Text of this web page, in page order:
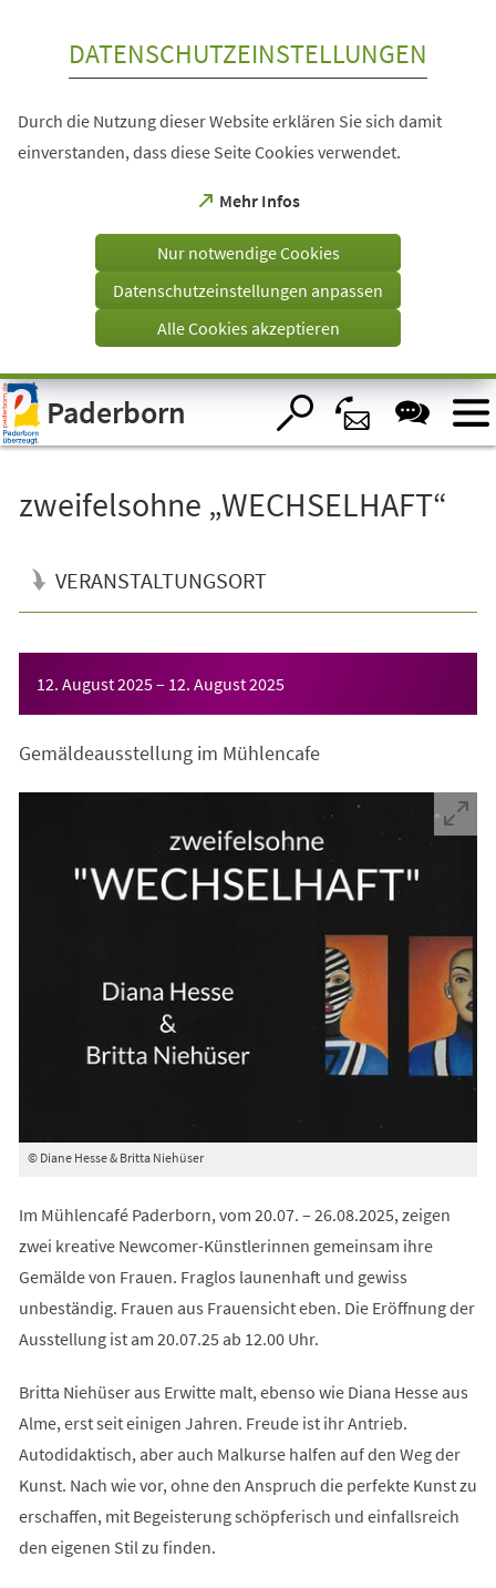
Visuelle
Assistenzsoftware
öffnen.
DATENSCHUTZEINSTELLUNGEN
Durch die Nutzung dieser Website erklären Sie sich damit
einverstanden, dass diese Seite Cookies verwendet.
Mehr Infos
(Öffnet
einem
Tab)
Nur notwendige Cookies
Datenschutzeinstellungen anpassen
Alle Cookies akzeptieren
Paderborn
zweifelsohne „WECHSELHAFT“
VERANSTALTUNGSORT
12. August 2025– 12. August 2025
Gemäldeausstellung im Mühlencafe
© Diane Hesse & Britta Niehüser
Im Mühlencafé Paderborn, vom 20.07. – 26.08.2025, zeigen
zwei kreative Newcomer-Künstlerinnen gemeinsam ihre
Gemälde von Frauen. Fraglos launenhaft und gewiss
unbeständig. Frauen aus Frauensicht eben. Die Eröffnung der
Ausstellung ist am 20.07.25 ab 12.00 Uhr.
Britta Niehüser aus Erwitte malt, ebenso wie Diana Hesse aus
Alme, erst seit einigen Jahren. Freude ist ihr Antrieb.
Autodidaktisch, aber auch Malkurse halfen auf den Weg der
Kunst. Nach wie vor, ohne den Anspruch die perfekte Kunst zu
erschaffen, mit Begeisterung schöpferisch und einfallsreich
den eigenen Stil zu finden.